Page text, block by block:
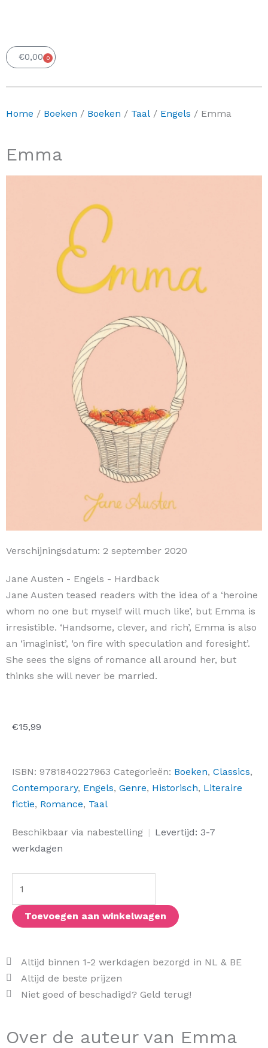
€0,00 0
Winkelwagen
Home / Boeken / Boeken / Taal / Engels / Emma
Emma
Verschijningsdatum: 2 september 2020
Jane Austen - Engels - Hardback
Jane Austen teased readers with the idea of a ‘heroine
whom no one but myself will much like’, but Emma is
irresistible. ‘Handsome, clever, and rich’, Emma is also
an ‘imaginist’, ‘on fire with speculation and foresight’.
She sees the signs of romance all around her, but
thinks she will never be married.
€15,99
ISBN: 9781840227963 Categorieën: Boeken, Classics,
Contemporary, Engels, Genre, Historisch, Literaire
fictie, Romance, Taal
Beschikbaar via nabestelling | Levertijd: 3-7
werkdagen
Emma
aantal
Toevoegen aan winkelwagen
Altijd binnen 1-2 werkdagen bezorgd in NL & BE
Altijd de beste prijzen
Niet goed of beschadigd? Geld terug!
Over de auteur van Emma